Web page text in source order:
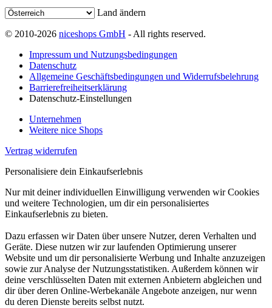
Land ändern
© 2010-2026 niceshops GmbH - All rights reserved.
Impressum und Nutzungsbedingungen
Datenschutz
Allgemeine Geschäftsbedingungen und Widerrufsbelehrung
Barrierefreiheitserklärung
Datenschutz-Einstellungen
Unternehmen
Weitere nice Shops
Vertrag widerrufen
Personalisiere dein Einkaufserlebnis
Nur mit deiner individuellen Einwilligung verwenden wir Cookies
und weitere Technologien, um dir ein personalisiertes
Einkaufserlebnis zu bieten.
Dazu erfassen wir Daten über unsere Nutzer, deren Verhalten und
Geräte. Diese nutzen wir zur laufenden Optimierung unserer
Website und um dir personalisierte Werbung und Inhalte anzuzeigen
sowie zur Analyse der Nutzungsstatistiken. Außerdem können wir
deine verschlüsselten Daten mit externen Anbietern abgleichen und
dir über deren Online-Werbekanäle Angebote anzeigen, nur wenn
du deren Dienste bereits selbst nutzt.